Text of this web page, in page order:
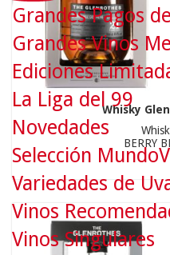
Whisky
BERRY
Grandes Pagos
Grandes Vinos
Ediciones
La Liga del 99
Novedades
Selección
Variedades de
Vinos
Vinos Singulares